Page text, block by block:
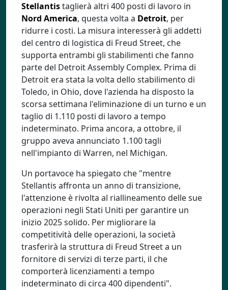
Stellantistaglierà altri 400 posti di lavoro in
Nord America, questa volta a Detroit, per
ridurre i costi. La misura interesserà gli addetti
del centro di logistica di Freud Street, che
supporta entrambi gli stabilimenti che fanno
parte del Detroit Assembly Complex. Prima di
Detroit era stata la volta dello stabilimento di
Toledo, in Ohio, dove l'azienda ha disposto la
scorsa settimana l'eliminazione di un turno e un
taglio di 1.110 posti di lavoro a tempo
indeterminato. Prima ancora, a ottobre, il
gruppo aveva annunciato 1.100 tagli
nell'impianto di Warren, nel Michigan.
Un portavoce ha spiegato che "mentre
Stellantis affronta un anno di transizione,
l'attenzione è rivolta al riallineamento delle sue
operazioni negli Stati Uniti per garantire un
inizio 2025 solido. Per migliorare la
competitività delle operazioni, la società
trasferirà la struttura di Freud Street a un
fornitore di servizi di terze parti, il che
comporterà licenziamenti a tempo
indeterminato di circa 400 dipendenti".